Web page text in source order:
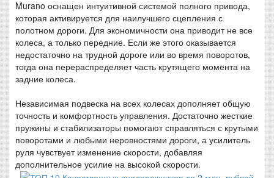
Murano оснащен интуитивной системой полного привода,
которая активируется для наилучшего сцепления с
полотном дороги. Для экономичности она приводит не все
колеса, а только передние. Если же этого оказывается
недостаточно на трудной дороге или во время поворотов,
тогда она перераспределяет часть крутящего момента на
задние колеса.
Независимая подвеска на всех колесах дополняет общую
точность и комфортность управления. Достаточно жесткие
пружины и стабилизаторы помогают справляться с крутыми
поворотами и любыми неровностями дороги, а усилитель
руля чувствует изменение скорости, добавляя
дополнительное усилие на высокой скорости.